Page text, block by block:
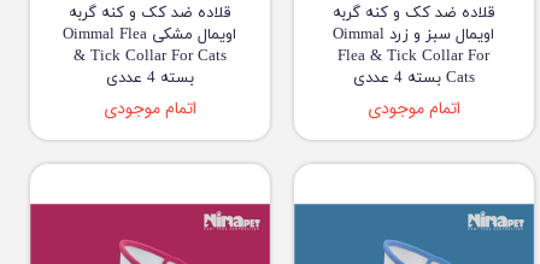
قلاده ضد کک و کنه گربه
اویمال سبز و زرد Oimmal
Flea & Tick Collar For
Cats بسته 4 عددی
اتمام موجودی
قلاده ضد کک و کنه گربه
اویمال مشکی Oimmal Flea
& Tick Collar For Cats
بسته 4 عددی
اتمام موجودی